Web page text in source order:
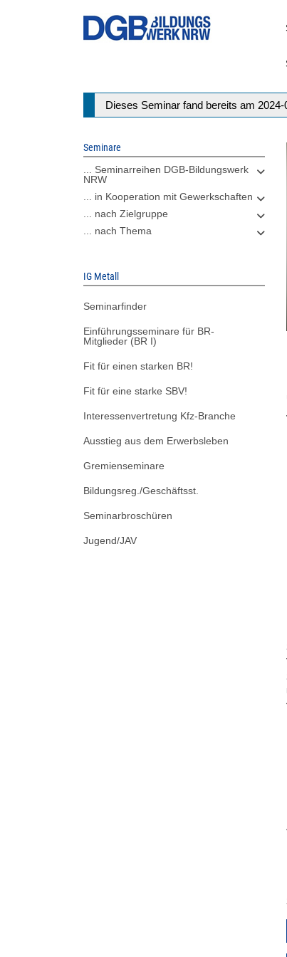
Statusmeldung
Dieses Seminar fand bereits am
Seminare
... Seminarreihen DGB-Bildungswerk
NRW
... in Kooperation mit Gewerkschaften
... nach Zielgruppe
... nach Thema
IG Metall
Seminarfinder
Einführungsseminare für BR-
Mitglieder (BR I)
Fit für einen starken BR!
Fit für eine starke SBV!
Interessenvertretung Kfz-Branche
Ausstieg aus dem Erwerbsleben
Gremienseminare
Bildungsreg./Geschäftsst.
Seminarbroschüren
Jugend/JAV